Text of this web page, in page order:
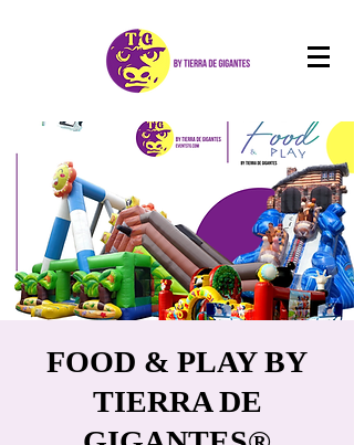
FOOD & PLAY BY
TIERRA DE